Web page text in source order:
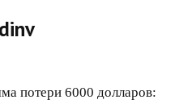
потери 6000 долларов: